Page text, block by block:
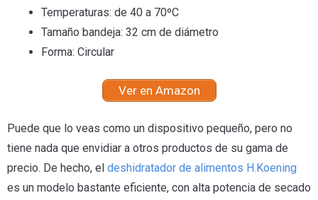
Temperaturas: de 40 a 70ºC
Tamaño bandeja: 32 cm de diámetro
Forma: Circular
Ver en Amazon
Puede que lo veas como un dispositivo pequeño, pero no
tiene nada que envidiar a otros productos de su gama de
precio. De hecho, el deshidratador de alimentos H.Koening
es un modelo bastante eficiente, con alta potencia de secado